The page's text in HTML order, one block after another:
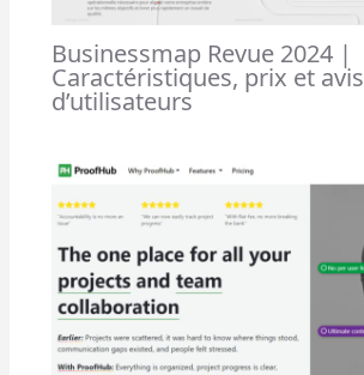
Businessmap Revue 2024 |
Caractéristiques, prix et avis
d’utilisateurs